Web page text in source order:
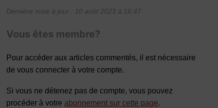
Dernière mise à jour : 10 août 2023 à 16:47
Vous êtes membre?
Pour accéder aux articles commentés, il est nécessaire
de vous connecter à votre compte.
Si vous ne détenez pas de compte, vous pouvez
procéder à votre abonnement sur cette page.